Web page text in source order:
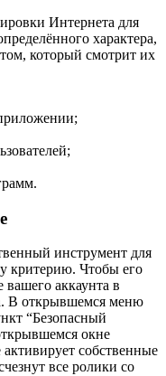
Интернета для
характера,
который смотрит их
инструмент для
критерию. Чтобы его
аккаунта в
В открывшемся меню
“Безопасный
окне
собственные
все ролики со